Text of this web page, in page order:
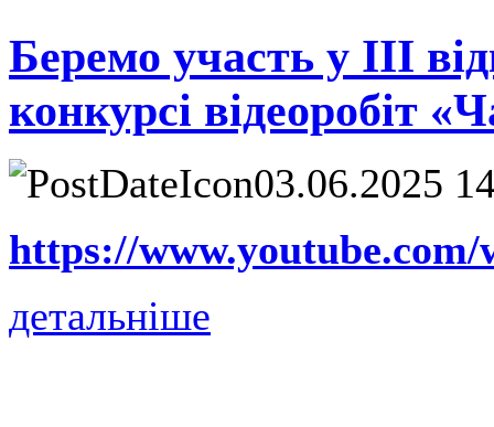
Беремо участь у ІІІ
конкурсі відеоробіт
03.06.2025
https://
детальніше